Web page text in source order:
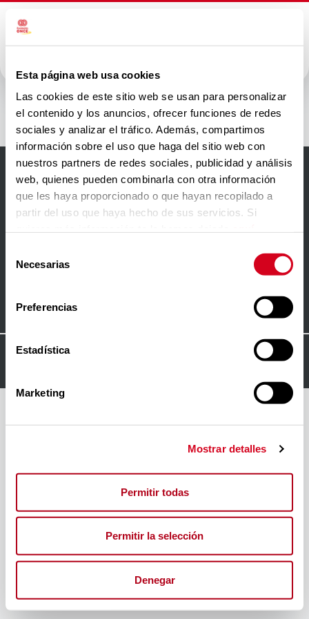
Esta página web usa cookies
Las cookies de este sitio web se usan para personalizar
el contenido y los anuncios, ofrecer funciones de redes
sociales y analizar el tráfico. Además, compartimos
información sobre el uso que haga del sitio web con
nuestros partners de redes sociales, publicidad y análisis
web, quienes pueden combinarla con otra información
que les haya proporcionado o que hayan recopilado a
partir del uso que haya hecho de sus servicios. Si
Necesarias
Preferencias
Estadística
Marketing
Mostrar detalles
Permitir todas
Permitir la selección
Denegar
Aegon
Aviso Legal
Política de cookies
© 2024FORO INSERTA RESPONSABLE